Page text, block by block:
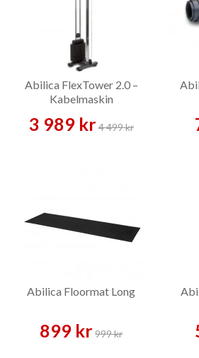
Abilica FlexTower 2.0 –
Kabelmaskin
3 989 kr4 499 kr
Abilica Floormat Long
899 kr 999 kr